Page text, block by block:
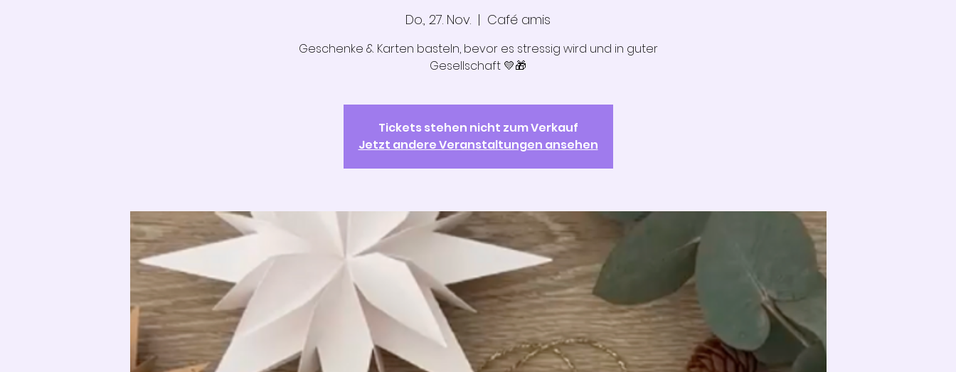
Do., 27. Nov.
  |
Café amis
Geschenke & Karten basteln, bevor es stressig wird und in guter
Gesellschaft 💛🎁
Tickets stehen nicht zum Verkauf
Jetzt andere Veranstaltungen ansehen